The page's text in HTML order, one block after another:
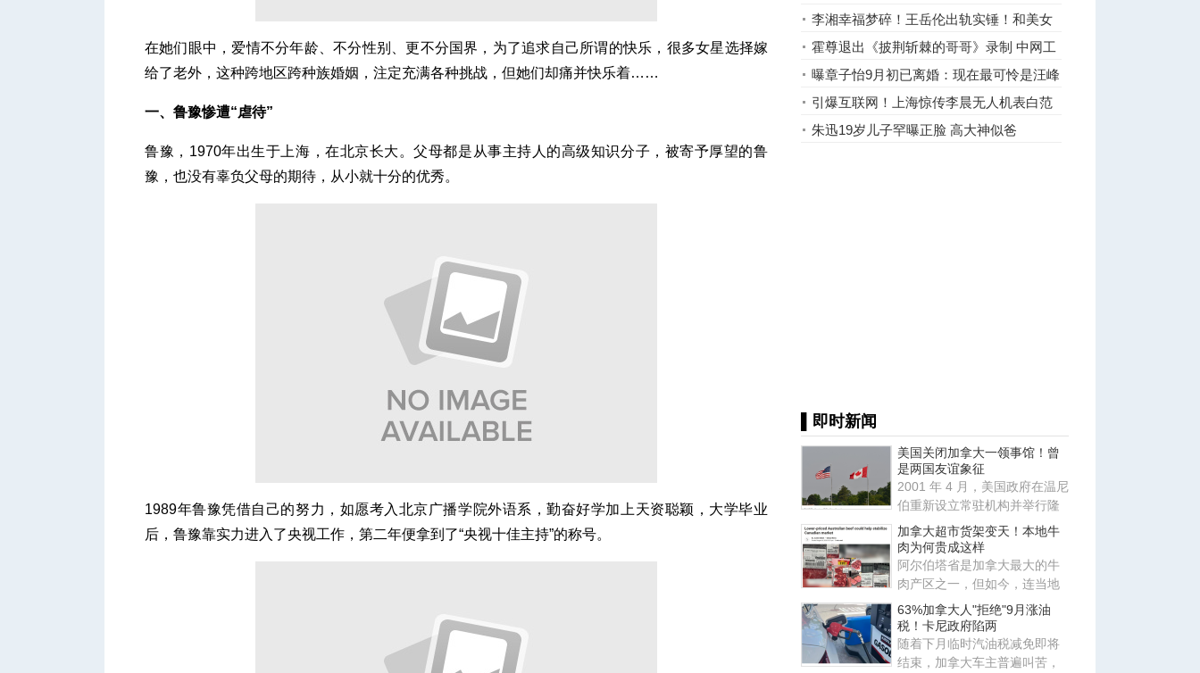
在她们眼中，爱情不分年龄、不分性别、更不分国界，为了追求自己所谓的快乐，很多女星选择嫁
给了老外，这种跨地区跨种族婚姻，注定充满各种挑战，但她们却痛并快乐着……
一、鲁豫惨遭“虐待”
鲁豫，1970年出生于上海，在北京长大。父母都是从事主持人的高级知识分子，被寄予厚望的鲁
豫，也没有辜负父母的期待，从小就十分的优秀。
1989年鲁豫凭借自己的努力，如愿考入北京广播学院外语系，勤奋好学加上天资聪颖，大学毕业
后，鲁豫靠实力进入了央视工作，第二年便拿到了“央视十佳主持”的称号。
道歉
李湘幸福梦碎！王岳伦出轨实锤！和美女
KTV亲密壁咚
霍尊退出《披荆斩棘的哥哥》录制 中网工
委发声
曝章子怡9月初已离婚：现在最可怜是汪峰
大女儿
引爆互联网！上海惊传李晨无人机表白范
冰冰，知情人发声... ...
朱迅19岁儿子罕曝正脸 高大神似爸
▌即时新闻
美国关闭加拿大一领事馆！曾
是两国友谊象征
2001 年 4 月，美国政府在温尼
伯重新设立常驻机构并举行隆
重揭幕仪式，称其为两国友谊
加拿大超市货架变天！本地牛
肉为何贵成这样
阿尔伯塔省是加拿大最大的牛
肉产区之一，但如今，连当地
超市里的“价格优势”也正在被
63%加拿大人"拒绝"9月涨油
税！卡尼政府陷两
随着下月临时汽油税减免即将
结束，加拿大车主普遍叫苦，